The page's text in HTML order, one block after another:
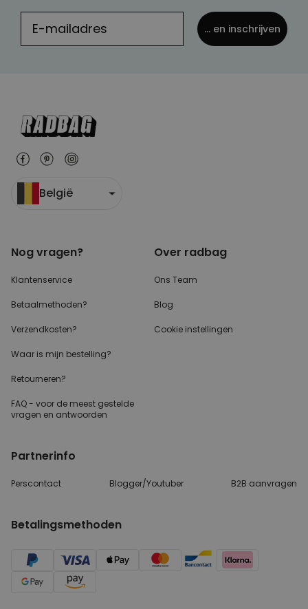
... en inschrijven
België
Nog vragen?
Klantenservice
Betaalmethoden?
Verzendkosten?
Waar is mijn bestelling?
Retourneren?
FAQ - voor de meest gestelde
vragen en antwoorden
Over radbag
Ons Team
Blog
Cookie instellingen
Partnerinfo
Perscontact Blogger/Youtuber B2B aanvragen
Betalingsmethoden